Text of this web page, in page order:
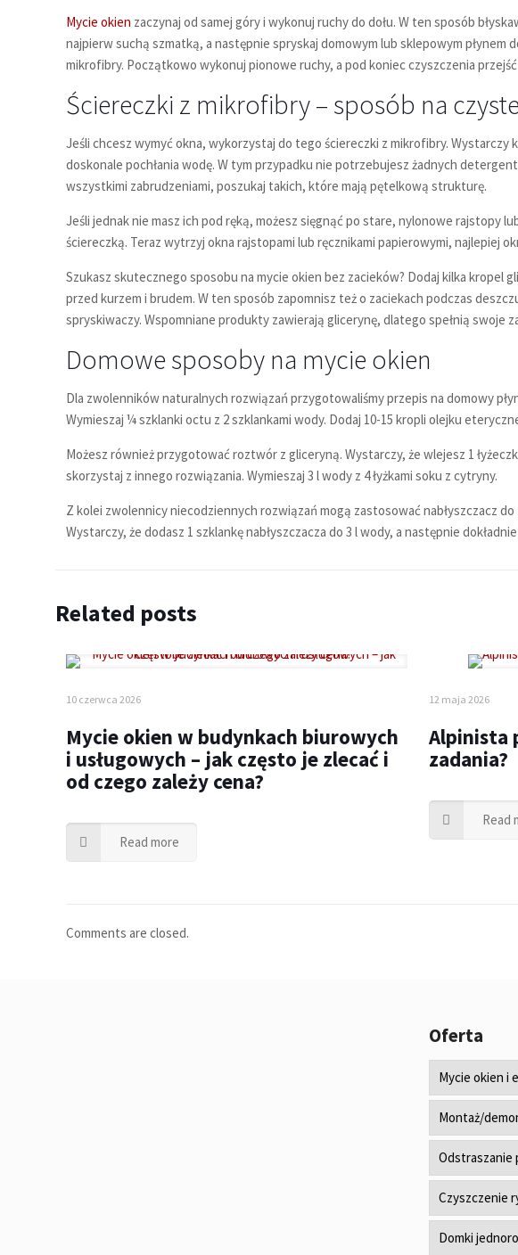
Mycie okien zaczynaj od samej góry i wykonuj ruchy do dołu. W ten sposób
najpierw suchą szmatką, a następnie spryskaj domowym lub sklepowym płynem
mikrofibry. Początkowo wykonuj pionowe ruchy, a pod koniec czyszczenia
Ściereczki z mikrofibry – sposób na
Jeśli chcesz wymyć okna, wykorzystaj do tego ściereczki z mikrofibry. Wystarczy
doskonale pochłania wodę. W tym przypadku nie potrzebujesz żadnych
wszystkimi zabrudzeniami, poszukaj takich, które mają pętelkową strukturę.
Jeśli jednak nie masz ich pod ręką, możesz sięgnąć po stare, nylonowe rajstopy
ściereczką. Teraz wytrzyj okna rajstopami lub ręcznikami papierowymi, najlepiej
Szukasz skutecznego sposobu na mycie okien bez zacieków? Dodaj kilka
przed kurzem i brudem. W ten sposób zapomnisz też o zaciekach podczas
spryskiwaczy. Wspomniane produkty zawierają glicerynę, dlatego spełnią swoje
Domowe sposoby na mycie okien
Dla zwolenników naturalnych rozwiązań przygotowaliśmy przepis na domowy
Wymieszaj ¼ szklanki octu z 2 szklankami wody. Dodaj 10-15 kropli olejku
Możesz również przygotować roztwór z gliceryną. Wystarczy, że wlejesz 1
skorzystaj z innego rozwiązania. Wymieszaj 3 l wody z 4 łyżkami soku z cytryny.
Z kolei zwolennicy niecodziennych rozwiązań mogą zastosować nabłyszczacz
Wystarczy, że dodasz 1 szklankę nabłyszczacza do 3 l wody, a następnie
Related posts
10 czerwca 2026
Mycie okien w budynkach biurowych
i usługowych – jak często je zlecać i
od czego zależy cena?
Read more
12 maja 2026
Alpinista
zadania?
Read
Comments are closed.
Oferta
Mycie okien i
Montaż/
Odstraszanie
Czyszczenie
Domki